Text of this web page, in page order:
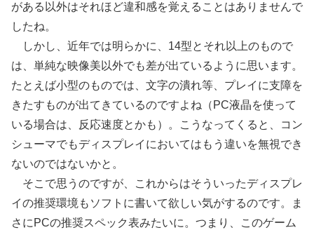
がある以外はそれほど違和感を覚えることはありませんで
したね。
しかし、近年では明らかに、14型とそれ以上のもので
は、単純な映像美以外でも差が出ているように思います。
たとえば小型のものでは、文字の潰れ等、プレイに支障を
きたすものが出てきているのですよね（PC液晶を使って
いる場合は、反応速度とかも）。こうなってくると、コン
シューマでもディスプレイにおいてはもう違いを無視でき
ないのではないかと。
そこで思うのですが、これからはそういったディスプレ
イの推奨環境もソフトに書いて欲しい気がするのです。ま
さにPCの推奨スペック表みたいに。つまり、このゲーム